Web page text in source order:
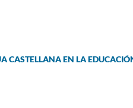
CASTELLANA EN LA